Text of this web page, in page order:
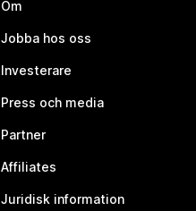
Om
Jobba hos oss
Investerare
Press och media
Partner
Affiliates
Juridisk information